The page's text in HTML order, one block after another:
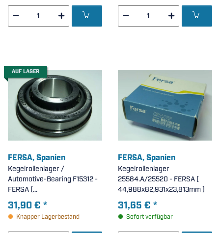
AUF LAGER
FERSA, Spanien
Kegelrollenlager /
Automotive-Bearing F15312 -
FERSA (
27x62/66x6,7/17,25mm )
31,90 € *
Knapper Lagerbestand
FERSA, Spanien
Kegelrollenlager
25584.A/25520 - FERSA (
44,988x82,931x23,813mm )
31,65 € *
Sofort verfügbar